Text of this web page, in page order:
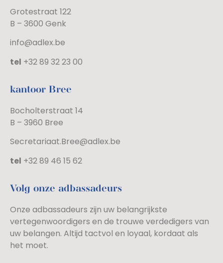
Grotestraat 122
B – 3600 Genk
info@adlex.be
tel +32 89 32 23 00
kantoor Bree
Bocholterstraat 14
B – 3960 Bree
Secretariaat.Bree@adlex.be
tel +32 89 46 15 62
Volg onze adbassadeurs
Onze adbassadeurs zijn uw belangrijkste
vertegenwoordigers en de trouwe verdedigers van
uw belangen. Altijd tactvol en loyaal, kordaat als
het moet.